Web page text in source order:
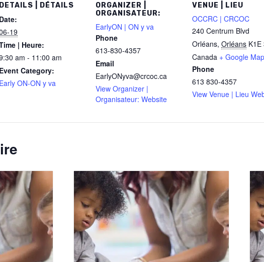
DETAILS | DÉTAILS
Date:
19
| Heure:
am - 11:00 am
Event Category:
Early ON-ON y va
ORGANIZER |
ORGANISATEUR:
EarlyON | ON y va
Phone
613-830-4357
Email
EarlyONyva@crcoc.ca
View Organizer |
Organisateur: Website
VENUE | LIEU
OCCRC | CRCOC
240 Centrum Blvd
Orléans, Orléans K1E
Canada + Google Map
Phone
613 830-4357
View Venue | Lieu